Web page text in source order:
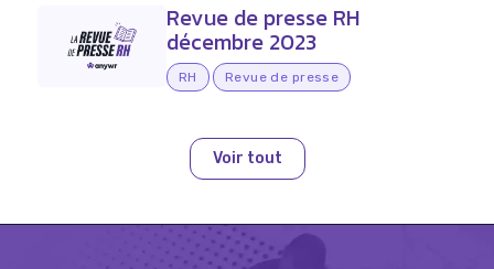
Revue de presse RH
décembre 2023
RH Revue de presse
Voir tout